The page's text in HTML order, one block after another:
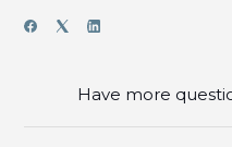
Have more